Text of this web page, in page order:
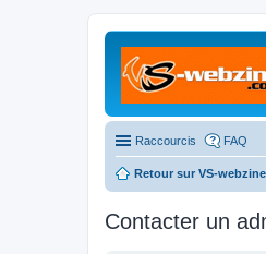
Raccourcis FAQ
Retour sur VS-webzine
Contacter un